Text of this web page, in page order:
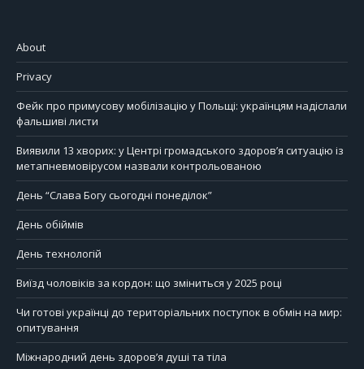
About
Privacy
Фейк про примусову мобілізацію у Польщі: українцям надіслали
фальшиві листи
Виявили 13 хворих: у Центрі громадського здоров’я ситуацію із
метапневмовірусом назвали контрольованою
День “Слава Богу сьогодні понеділок”
День обіймів
День технологій
Виїзд чоловіків за кордон: що зміниться у 2025 році
Чи готові українці до територіальних поступок в обмін на мир:
опитування
Міжнародний день здоров’я душі та тіла